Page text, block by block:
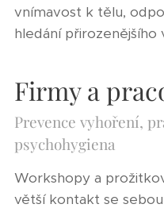
vnímavost k tělu,
hledání přirozenějšího
Firmy a
Prevence vyhoření,
psychohygiena
Workshopy a
větší kontakt se